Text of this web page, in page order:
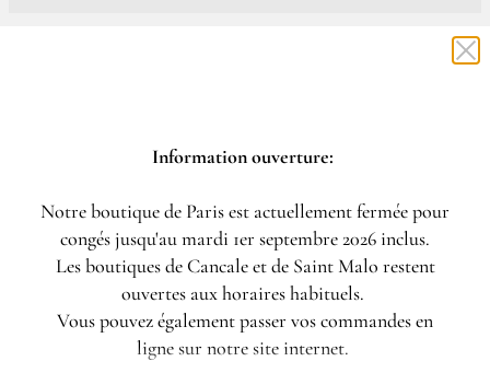
Coffret Les Essentielles
53,00 €
Information ouverture:
Notre boutique de Paris est actuellement fermée pour
congés jusqu'au mardi 1er septembre 2026 inclus.
Les boutiques de Cancale et de Saint Malo restent
ouvertes aux horaires habituels.
Vous pouvez également passer vos commandes en
ligne sur notre site internet.